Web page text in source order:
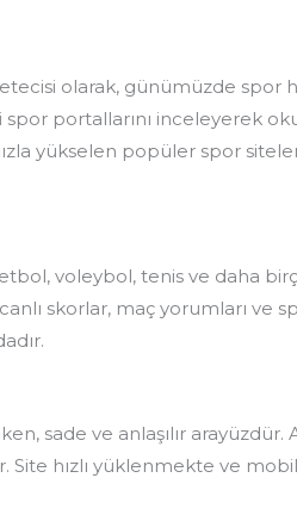
olarak, günümüzde spor
portallarını inceleyerek
yükselen popüler spor
voleybol, tenis ve daha
skorlar, maç yorumları
sade ve anlaşılır
hızlı yüklenmekte ve